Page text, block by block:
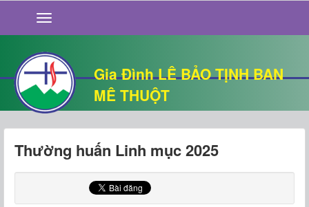
Gia Đình LÊ BẢO TỊNH BAN
MÊ THUỘT
GIỚI THIỆU
TIN TỨC
SỐNG ĐẠO
CHUYỆN NHÀ
QUÁN VĂN
THƯ GIÃN
Thường huấn Linh mục 2025